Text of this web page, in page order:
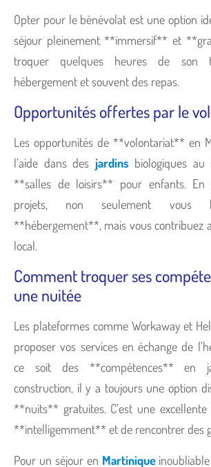
Opter pour le bénévolat est une option
séjour pleinement **immersif** et
troquer quelques heures de son
hébergement et souvent des repas.
Opportunités offertes par le
Les opportunités de **volontariat** en
l’aide dans des jardins biologiques
**salles de loisirs** pour enfants. En
projets, non seulement vous
**hébergement**, mais vous contribuez
local.
Comment troquer ses
une nuitée
Les plateformes comme Workaway et
proposer vos services en échange de
ce soit des **compétences** en
construction, il y a toujours une option
**nuits** gratuites. C’est une
**intelligemment** et de rencontrer des
Pour un séjour en Martiniqueinoubliable